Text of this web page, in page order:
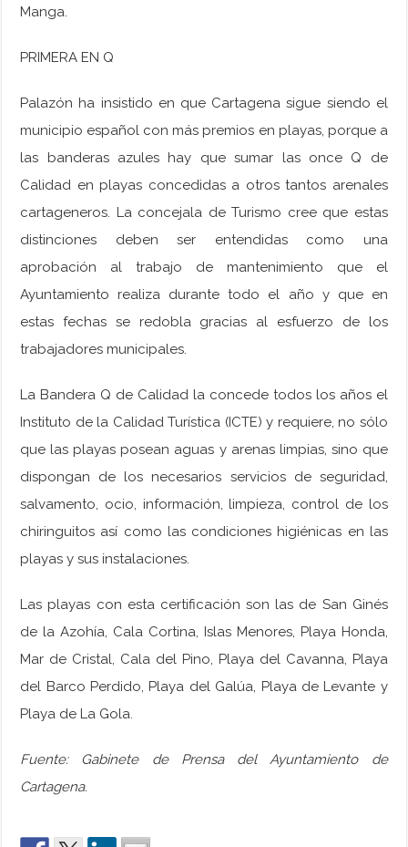
Manga.
PRIMERA EN Q
Palazón ha insistido en que Cartagena sigue siendo el
municipio español con más premios en playas, porque a
las banderas azules hay que sumar las once Q de
Calidad en playas concedidas a otros tantos arenales
cartageneros. La concejala de Turismo cree que estas
distinciones deben ser entendidas como una
aprobación al trabajo de mantenimiento que el
Ayuntamiento realiza durante todo el año y que en
estas fechas se redobla gracias al esfuerzo de los
trabajadores municipales.
La Bandera Q de Calidad la concede todos los años el
Instituto de la Calidad Turística (ICTE) y requiere, no sólo
que las playas posean aguas y arenas limpias, sino que
dispongan de los necesarios servicios de seguridad,
salvamento, ocio, información, limpieza, control de los
chiringuitos así como las condiciones higiénicas en las
playas y sus instalaciones.
Las playas con esta certificación son las de San Ginés
de la Azohía, Cala Cortina, Islas Menores, Playa Honda,
Mar de Cristal, Cala del Pino, Playa del Cavanna, Playa
del Barco Perdido, Playa del Galúa, Playa de Levante y
Playa de La Gola.
Fuente: Gabinete de Prensa del Ayuntamiento de
Cartagena.